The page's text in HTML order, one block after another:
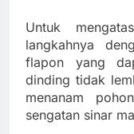
Untuk
langkahnya
flapon yang
dinding tidak
menanam
sengatan sinar